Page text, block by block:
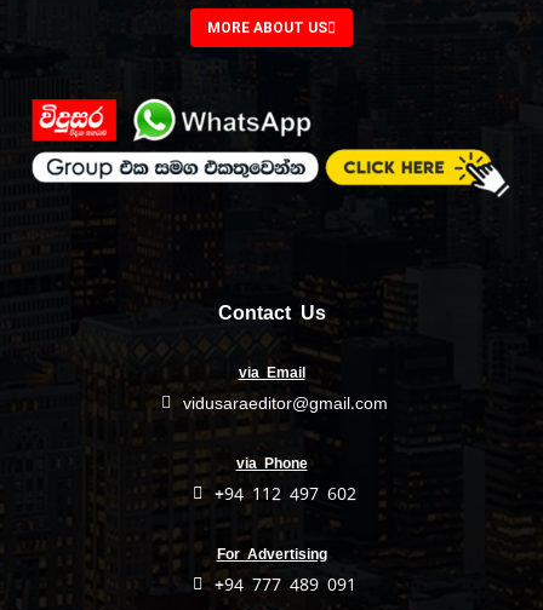
MORE ABOUT US
Contact Us
via Email
vidusaraeditor@gmail.com
via Phone
+94 112 497 602
For Advertising
+94 777 489 091